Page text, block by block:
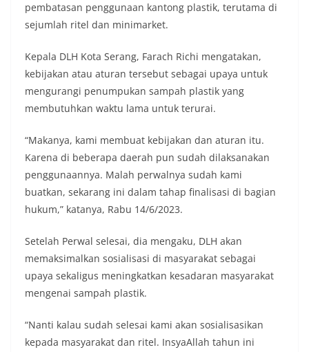
pembatasan penggunaan kantong plastik, terutama di
sejumlah ritel dan minimarket.
Kepala DLH Kota Serang, Farach Richi mengatakan,
kebijakan atau aturan tersebut sebagai upaya untuk
mengurangi penumpukan sampah plastik yang
membutuhkan waktu lama untuk terurai.
“Makanya, kami membuat kebijakan dan aturan itu.
Karena di beberapa daerah pun sudah dilaksanakan
penggunaannya. Malah perwalnya sudah kami
buatkan, sekarang ini dalam tahap finalisasi di bagian
hukum,” katanya, Rabu 14/6/2023.
Setelah Perwal selesai, dia mengaku, DLH akan
memaksimalkan sosialisasi di masyarakat sebagai
upaya sekaligus meningkatkan kesadaran masyarakat
mengenai sampah plastik.
“Nanti kalau sudah selesai kami akan sosialisasikan
kepada masyarakat dan ritel. InsyaAllah tahun ini